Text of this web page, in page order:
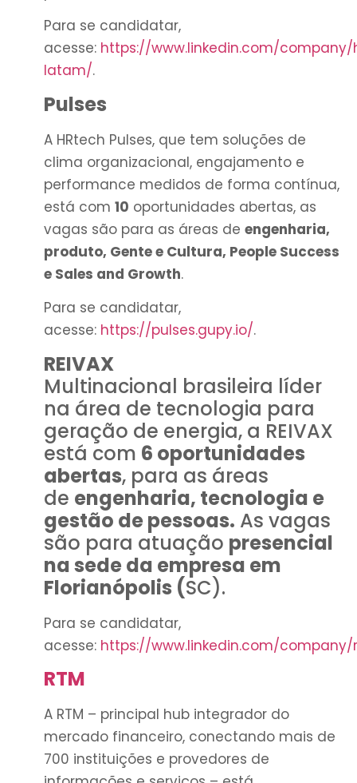
Para se candidatar,
acesse: https://www.linkedin.com/
latam/.
Pulses
A HRtech Pulses, que tem soluções de
clima organizacional, engajamento e
performance medidos de forma contínua,
está com 10 oportunidades abertas, as
vagas são para as áreas de engenharia,
produto, Gente e Cultura, People Success
e Sales and Growth.
Para se candidatar,
acesse: https://pulses.gupy.io/.
REIVAX
Multinacional brasileira líder
na área de tecnologia para
geração de energia, a REIVAX
está com 6 oportunidades
abertas, para as áreas
de engenharia, tecnologia e
gestão de pessoas. As vagas
são para atuação presencial
na sede da empresa em
Florianópolis (SC).
Para se candidatar,
acesse: https://www.linkedin.com/
RTM
A RTM – principal hub integrador do
mercado financeiro, conectando mais de
700 instituições e provedores de